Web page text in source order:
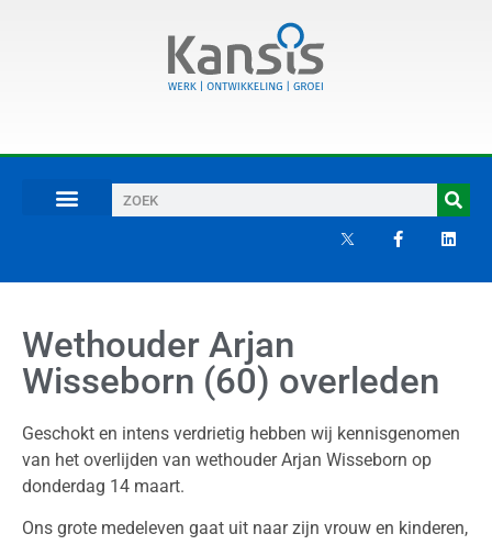
Wethouder Arjan
Wisseborn (60) overleden
Geschokt en intens verdrietig hebben wij kennisgenomen
van het overlijden van wethouder Arjan Wisseborn op
donderdag 14 maart.
Ons grote medeleven gaat uit naar zijn vrouw en kinderen,